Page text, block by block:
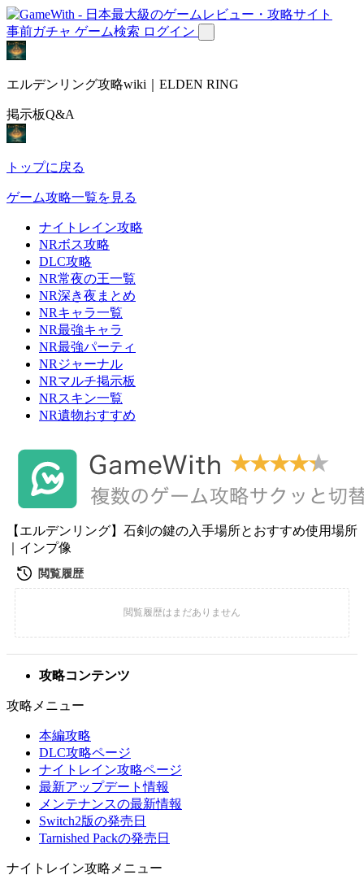
事前ガチャ ゲーム検索 ログイン
エルデンリング攻略wiki｜ELDEN RING
掲示板Q&A
トップに戻る
ゲーム攻略一覧を見る
ナイトレイン攻略
NRボス攻略
DLC攻略
NR常夜の王一覧
NR深き夜まとめ
NRキャラ一覧
NR最強キャラ
NR最強パーティ
NRジャーナル
NRマルチ掲示板
NRスキン一覧
NR遺物おすすめ
【エルデンリング】石剣の鍵の入手場所とおすすめ使用場所
｜インプ像
攻略コンテンツ
攻略メニュー
本編攻略
DLC攻略ページ
ナイトレイン攻略ページ
最新アップデート情報
メンテナンスの最新情報
Switch2版の発売日
Tarnished Packの発売日
ナイトレイン攻略メニュー